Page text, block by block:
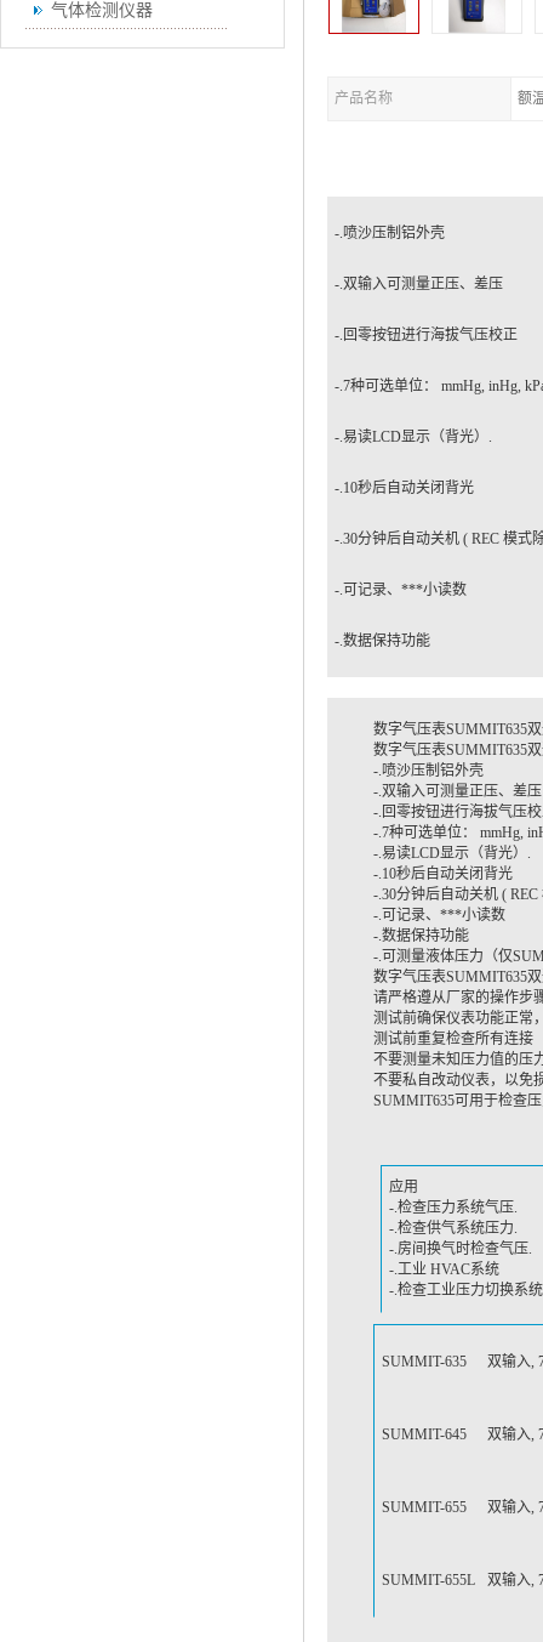
气体检测仪器
产品名称 额
-.喷沙压制铝外壳
-.双输入可测量正压、差压
-.回零按钮进行海拔气压校正
-.7种可选单位： mmHg, inHg,
-.易读LCD显示（背光）.
-.10秒后自动关闭背光
-.30分钟后自动关机 ( REC 模式
-.可记录、***小读数
-.数据保持功能
数字气压表SUMMIT635
数字气压表SUMMIT635
-.喷沙压制铝外壳
-.双输入可测量正压、差
-.回零按钮进行海拔气压
-.7种可选单位： mmHg,
-.易读LCD显示（背光）.
-.10秒后自动关闭背光
-.30分钟后自动关机 (
-.可记录、***小读数
-.数据保持功能
-.可测量液体压力 （仅
数字气压表SUMMIT635
请严格遵从厂家的操作步
测试前确保仪表功能正常
测试前重复检查所有连接
不要测量未知压力值的压
不要私自改动仪表，以免
SUMMIT635可用于检查
应用
-.检查压力系统气压.
-.检查供气系统压力.
-.房间换气时检查气压.
-.工业 HVAC系统
-.检查工业压力切换系统
SUMMIT-635 双输入,
SUMMIT-645 双输入,
SUMMIT-655 双输入,
SUMMIT-655L 双输入,